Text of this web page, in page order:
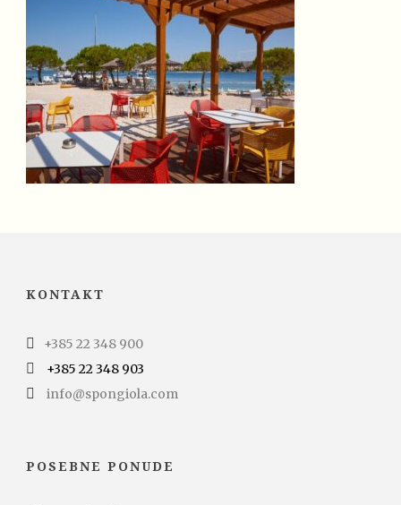
KONTAKT
+385 22 348 900
+385 22 348 903
info@spongiola.com
POSEBNE PONUDE